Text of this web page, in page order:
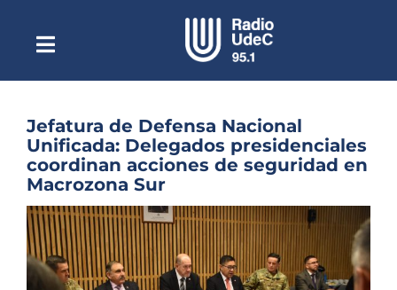
contenidoToggle
NavigationEscuchar Radio UdeC en vivo
Quiénes Somos
Programación
Noticias
Reportajes
Jefatura de Defensa Nacional
Unificada: Delegados presidenciales
coordinan acciones de seguridad en
Macrozona Sur
Ver
imagen
más
grande